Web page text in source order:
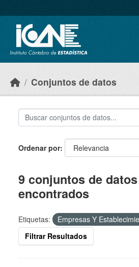
Conjuntos de datos
Ordenar por
9 conjuntos de datos
encontrados
Etiquetas:
Empresas Y
Filtrar Resultados